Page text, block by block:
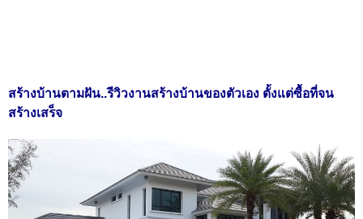
สร้างบ้านตามฝัน..รีวิวงานสร้างบ้านของตัวเอง ตั้งแต่ซื้อที่จน
สร้างเสร็จ